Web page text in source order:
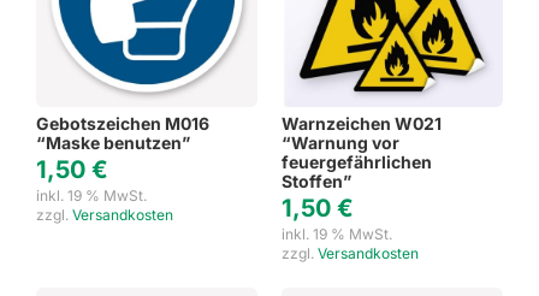
Gebotszeichen M016
“Maske benutzen”
1,50 €
inkl. 19 % MwSt.
zzgl. Versandkosten
Warnzeichen W021
“Warnung vor
feuergefährlichen
Stoffen”
1,50 €
inkl. 19 % MwSt.
zzgl. Versandkosten